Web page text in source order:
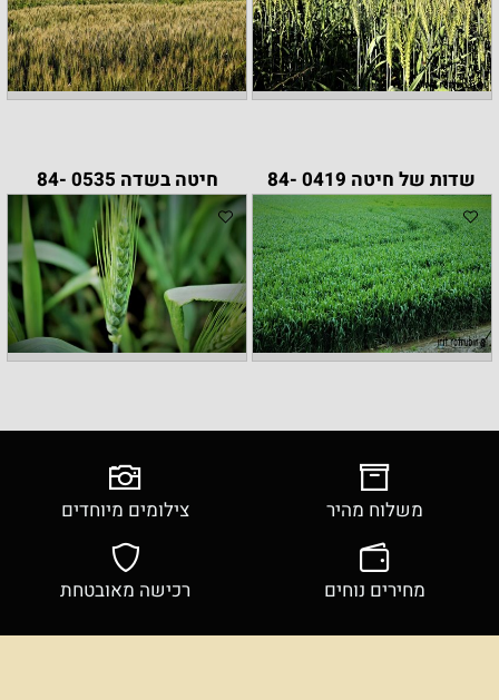
שדות של חיטה 0419 -84 חיטה בשדה 0535 -84
משלוח מהיר צילומים מיוחדים
מחירים נוחים רכישה מאובטחת